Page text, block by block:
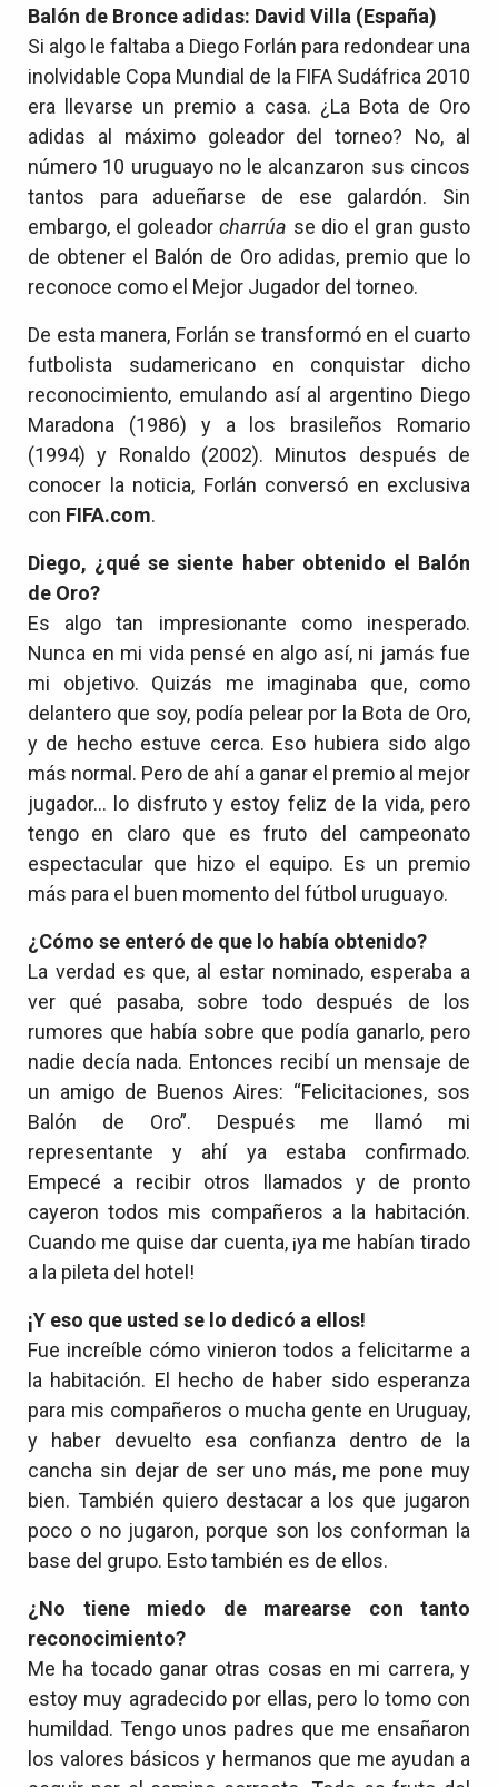
Balón de Bronce adidas: David Villa (España)
Si algo le faltaba a Diego Forlán para redondear una
inolvidable Copa Mundial de la FIFA Sudáfrica 2010
era llevarse un premio a casa. ¿La Bota de Oro
adidas al máximo goleador del torneo? No, al
número 10 uruguayo no le alcanzaron sus cincos
tantos para adueñarse de ese galardón. Sin
embargo, el goleadorcharrúa se dio el gran gusto
de obtener el Balón de Oro adidas, premio que lo
reconoce como el Mejor Jugador del torneo.
De esta manera, Forlán se transformó en el cuarto
futbolista sudamericano en conquistar dicho
reconocimiento, emulando así al argentino Diego
Maradona (1986) y a los brasileños Romario
(1994) y Ronaldo (2002). Minutos después de
conocer la noticia, Forlán conversó en exclusiva
con FIFA.com.
Diego, ¿qué se siente haber obtenido el Balón
de Oro?
Es algo tan impresionante como inesperado.
Nunca en mi vida pensé en algo así, ni jamás fue
mi objetivo. Quizás me imaginaba que, como
delantero que soy, podía pelear por la Bota de Oro,
y de hecho estuve cerca. Eso hubiera sido algo
más normal. Pero de ahí a ganar el premio al mejor
jugador… lo disfruto y estoy feliz de la vida, pero
tengo en claro que es fruto del campeonato
espectacular que hizo el equipo. Es un premio
más para el buen momento del fútbol uruguayo.
¿Cómo se enteró de que lo había obtenido?
La verdad es que, al estar nominado, esperaba a
ver qué pasaba, sobre todo después de los
rumores que había sobre que podía ganarlo, pero
nadie decía nada. Entonces recibí un mensaje de
un amigo de Buenos Aires: “Felicitaciones, sos
Balón de Oro”. Después me llamó mi
representante y ahí ya estaba confirmado.
Empecé a recibir otros llamados y de pronto
cayeron todos mis compañeros a la habitación.
Cuando me quise dar cuenta, ¡ya me habían tirado
a la pileta del hotel!
¡Y eso que usted se lo dedicó a ellos!
Fue increíble cómo vinieron todos a felicitarme a
la habitación. El hecho de haber sido esperanza
para mis compañeros o mucha gente en Uruguay,
y haber devuelto esa confianza dentro de la
cancha sin dejar de ser uno más, me pone muy
bien. También quiero destacar a los que jugaron
poco o no jugaron, porque son los conforman la
base del grupo. Esto también es de ellos.
¿No tiene miedo de marearse con tanto
reconocimiento?
Me ha tocado ganar otras cosas en mi carrera, y
estoy muy agradecido por ellas, pero lo tomo con
humildad. Tengo unos padres que me ensañaron
los valores básicos y hermanos que me ayudan a